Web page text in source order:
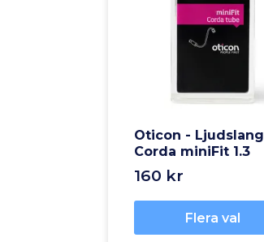
Oticon - Ljudslang
Corda miniFit 1.3
160 kr
Flera val